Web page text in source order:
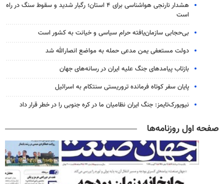
هشدار نارنجی هواشناسی برای ۴ استان؛ رگبار شدید و سقوط سنگ در راه
است
بی‌حجابی سازمان‌یافته حرام سیاسی و خیانت به کشور است
دولت مستعفی یمن مدعی حمله به مواضع انصارالله شد
بازتاب پیامدهای جنگ علیه ایران در رسانه‌های جهان
پایان سفر کوتاه فرمانده تروریستی سنتکام به اسرائیل
نیویورک‌تایمز: جنگ ایران نظامیان ما در کره جنوبی را در خطر قرار داد
صفحه اول روزنامه‌ها